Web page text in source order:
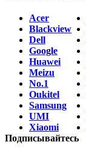
Acer
Blackview
Dell
Google
Huawei
Meizu
No.1
Oukitel
Samsung
UMI
Xiaomi
Подписывайтесь